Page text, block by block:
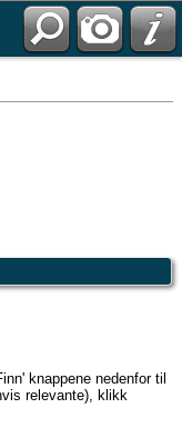
knappene nedenfor til
relevante), klikk